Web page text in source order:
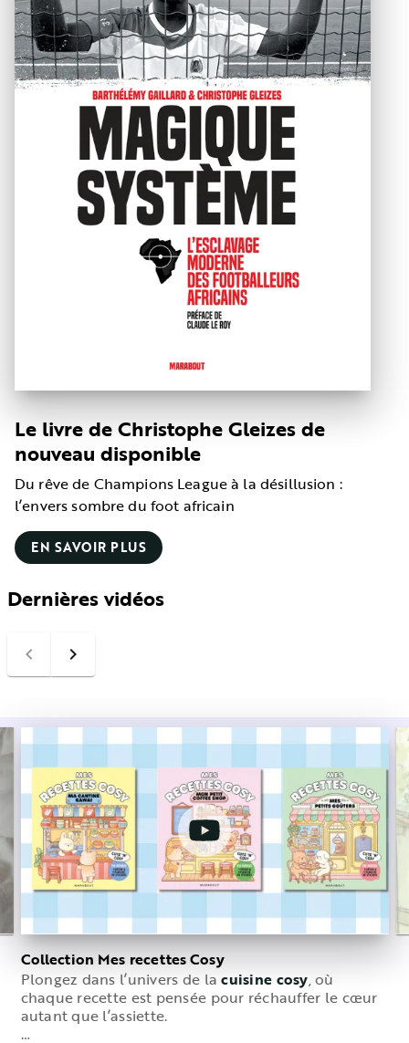
Le livre de Christophe Gleizes de
nouveau disponible
Du rêve de Champions League à la désillusion :
l’envers sombre du foot africain
EN SAVOIR PLUS
Dernières vidéos
navigate_before navigate_next
Collection Mes recettes Cosy
Plongez dans l’univers de lacuisine cosy, où
chaque recette est pensée pour réchauffer le cœur
autant que l’assiette.
…